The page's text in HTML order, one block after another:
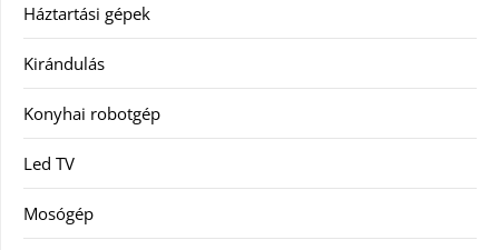
Háztartási gépek
Kirándulás
Konyhai robotgép
Led TV
Mosógép